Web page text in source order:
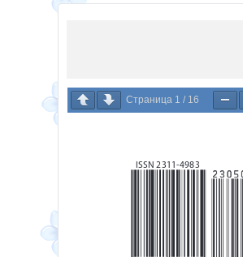
Страница 1 / 16